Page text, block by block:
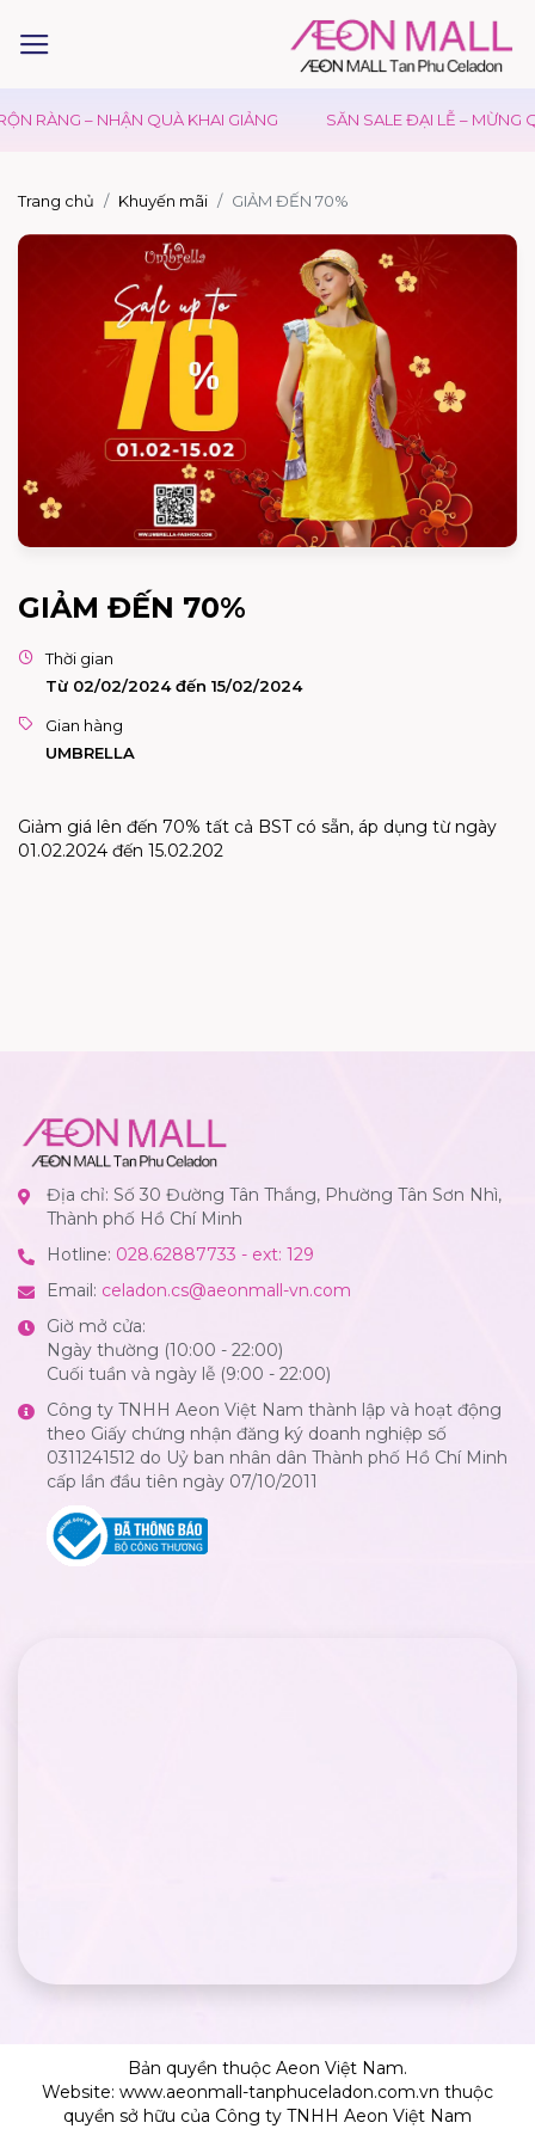
RÀNG – NHẬN QUÀ KHAI GIẢNG SĂN SALE ĐẠI LỄ – MỪNG
Trang chủ Khuyến mãi GIẢM ĐẾN 70%
GIẢM ĐẾN 70%
Thời gian
Từ 02/02/2024 đến 15/02/2024
Gian hàng
UMBRELLA
Giảm giá lên đến 70% tất cả BST có sẵn, áp dụng từ ngày
01.02.2024 đến 15.02.202
Địa chỉ: Số 30 Đường Tân Thắng, Phường Tân Sơn Nhì,
Thành phố Hồ Chí Minh
Hotline: 028.62887733 - ext: 129
Email: celadon.cs@aeonmall-vn.com
Giờ mở cửa:
Ngày thường (10:00 - 22:00)
Cuối tuần và ngày lễ (9:00 - 22:00)
Công ty TNHH Aeon Việt Nam thành lập và hoạt động
theo Giấy chứng nhận đăng ký doanh nghiệp số
0311241512 do Uỷ ban nhân dân Thành phố Hồ Chí Minh
cấp lần đầu tiên ngày 07/10/2011
Bản quyền thuộc Aeon Việt Nam.
Website: www.aeonmall-tanphuceladon.com.vn thuộc
quyền sở hữu của Công ty TNHH Aeon Việt Nam